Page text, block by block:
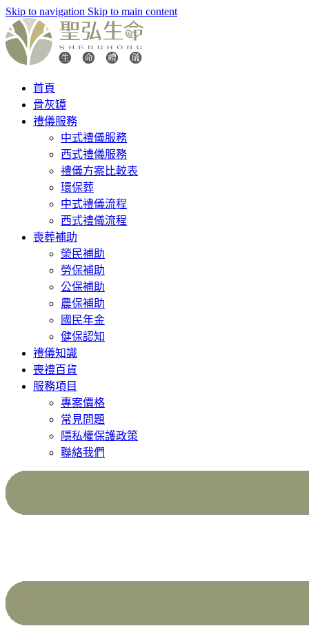
Skip to navigation Skip to main content
首頁
骨灰罈
禮儀服務
中式禮儀服務
西式禮儀服務
禮儀方案比較表
環保葬
中式禮儀流程
西式禮儀流程
喪葬補助
榮民補助
勞保補助
公保補助
農保補助
國民年金
健保認知
禮儀知識
喪禮百貨
服務項目
專案價格
常見問題
隱私權保護政策
聯絡我們